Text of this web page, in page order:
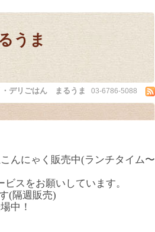
うま
・デリごはん まるうま 03-6786-5088
んにゃく販売中(ランチタイム〜
スをお願いしています。
(隔週販売)
中！